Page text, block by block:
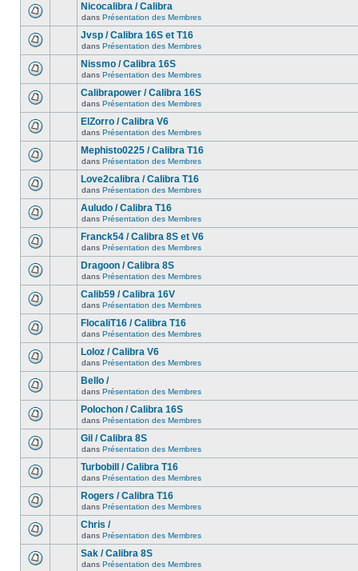
Nicocalibra / Calibra
dans Présentation des Membres
Jvsp / Calibra 16S et T16
dans Présentation des Membres
Nissmo / Calibra 16S
dans Présentation des Membres
Calibrapower / Calibra 16S
dans Présentation des Membres
ElZorro / Calibra V6
dans Présentation des Membres
Mephisto0225 / Calibra T16
dans Présentation des Membres
Love2calibra / Calibra T16
dans Présentation des Membres
Auludo / Calibra T16
dans Présentation des Membres
Franck54 / Calibra 8S et V6
dans Présentation des Membres
Dragoon / Calibra 8S
dans Présentation des Membres
Calib59 / Calibra 16V
dans Présentation des Membres
FlocaliT16 / Calibra T16
dans Présentation des Membres
Loloz / Calibra V6
dans Présentation des Membres
Bello /
dans Présentation des Membres
Polochon / Calibra 16S
dans Présentation des Membres
Gil / Calibra 8S
dans Présentation des Membres
Turbobill / Calibra T16
dans Présentation des Membres
Rogers / Calibra T16
dans Présentation des Membres
Chris /
dans Présentation des Membres
Sak / Calibra 8S
dans Présentation des Membres